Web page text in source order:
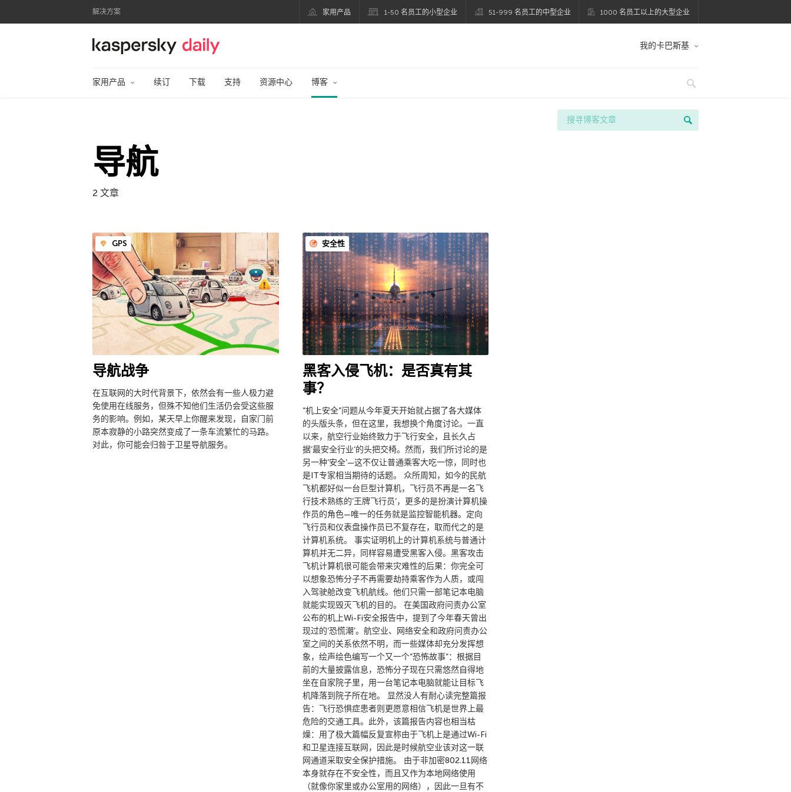
解决方案 家用产品 1-50 名员工的小型企业 51-999 名员工的中型企业 1000 名员工以上的大型企业
卡巴斯基官方博客 我的卡巴斯基
家用产品 续订 下载 支持 资源中心 博客
导航
2 文章
GPS
导航战争
在互联网的大时代背景下，依然会有一些人极力避
免使用在线服务，但殊不知他们生活仍会受这些服
务的影响。例如，某天早上你醒来发现，自家门前
原本寂静的小路突然变成了一条车流繁忙的马路。
对此，你可能会归咎于卫星导航服务。
安全性
黑客入侵飞机：是否真有其
事？
“机上安全”问题从今年夏天开始就占据了各大媒体
的头版头条，但在这里，我想换个角度讨论。一直
以来，航空行业始终致力于飞行安全，且长久占
据’最安全行业’的头把交椅。然而，我们所讨论的是
另一种’安全’—这不仅让普通乘客大吃一惊，同时也
是IT专家相当期待的话题。 众所周知，如今的民航
飞机都好似一台巨型计算机，飞行员不再是一名飞
行技术熟练的’王牌飞行员’，更多的是扮演计算机操
作员的角色—唯一的任务就是监控智能机器。定向
飞行员和仪表盘操作员已不复存在，取而代之的是
计算机系统。 事实证明机上的计算机系统与普通计
算机并无二异，同样容易遭受黑客入侵。黑客攻击
飞机计算机很可能会带来灾难性的后果：你完全可
以想象恐怖分子不再需要劫持乘客作为人质，或闯
入驾驶舱改变飞机航线。他们只需一部笔记本电脑
就能实现毁灭飞机的目的。 在美国政府问责办公室
公布的机上Wi-Fi安全报告中，提到了今年春天曾出
现过的’恐慌潮’。航空业、网络安全和政府问责办公
室之间的关系依然不明，而一些媒体却充分发挥想
象，绘声绘色编写一个又一个”恐怖故事”：根据目
前的大量披露信息，恐怖分子现在只需悠然自得地
坐在自家院子里，用一台笔记本电脑就能让目标飞
机降落到院子所在地。 显然没人有耐心读完整篇报
告：飞行恐惧症患者则更愿意相信飞机是世界上最
危险的交通工具。此外，该篇报告内容也相当枯
燥：用了极大篇幅反复宣称由于飞机上是通过Wi-Fi
和卫星连接互联网，因此是时候航空业该对这一联
网通道采取安全保护措施。 由于非加密802.11网络
本身就存在不安全性，而且又作为本地网络使用
（就像你家里或办公室用的网络），因此一旦有不